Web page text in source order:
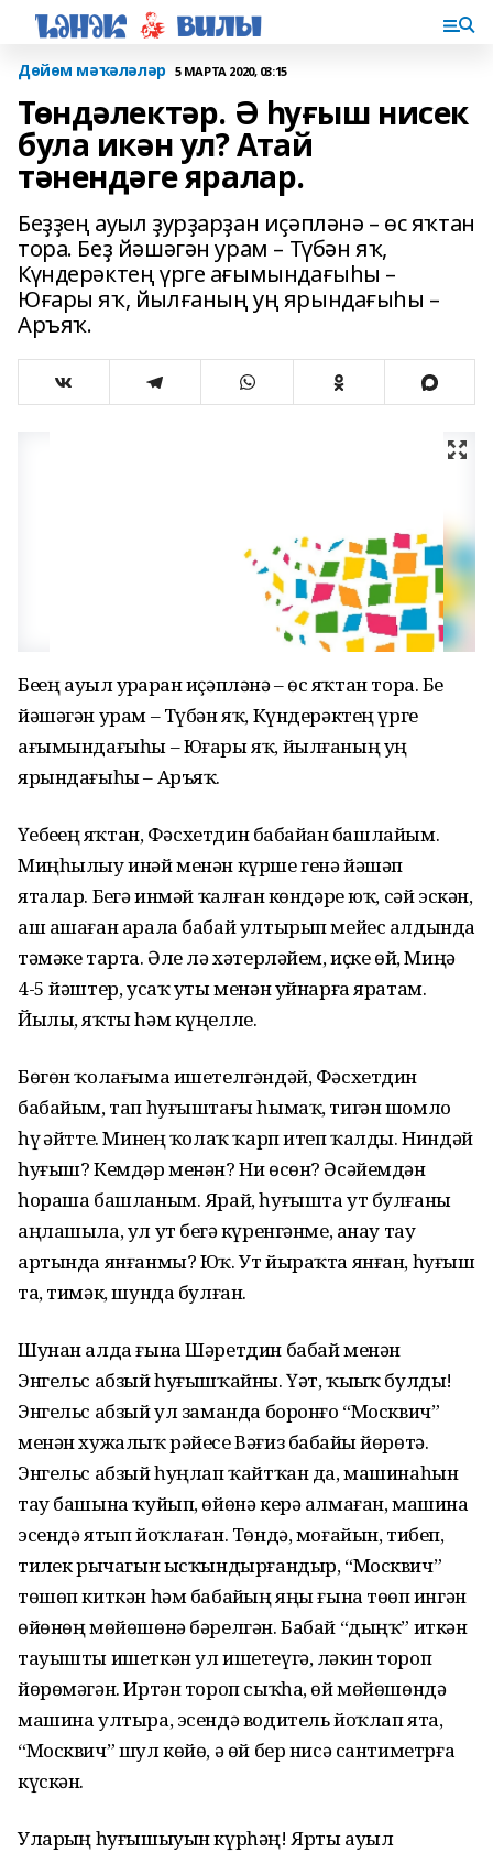
Дөйөм мәҡәләләр 5 МАРТА 2020, 03:15
Төндәлектәр. Ә һуғыш нисек
була икән ул? Атай
тәнендәге яралар.
Беҙҙең ауыл ҙурҙарҙан иҫәпләнә – өс яҡтан
тора. Беҙ йәшәгән урам – Түбән яҡ,
Күндерәктең үрге ағымындағыһы –
Юғары яҡ, йылғаның уң ярындағыһы –
Аръяҡ.
Беҙҙең ауыл ҙурҙарҙан иҫәпләнә – өс яҡтан тора. Беҙ
йәшәгән урам – Түбән яҡ, Күндерәктең үрге
ағымындағыһы – Юғары яҡ, йылғаның уң
ярындағыһы – Аръяҡ.
Үҙебеҙҙең яҡтан, Фәсхетдин бабайҙан башлайым.
Миңһылыу инәй менән күрше генә йәшәп
яталар. Беҙгә инмәй ҡалған көндәре юҡ, сәй эскән,
аш ашаған арала бабай ултырып мейес алдында
тәмәке тарта. Әле лә хәтерләйем, иҫке өй, Миңә
4-5 йәштер, усаҡ уты менән уйнарға яратам.
Йылы, яҡты һәм күңелле.
Бөгөн ҡолағыма ишетелгәндәй, Фәсхетдин
бабайым, тап һуғыштағы һымаҡ, тигән шомло
һүҙ әйтте. Минең ҡолаҡ ҡарп итеп ҡалды. Ниндәй
һуғыш? Кемдәр менән? Ни өсөн? Әсәйемдән
һораша башланым. Ярай, һуғышта ут булғаны
аңлашыла, ул ут беҙгә күренгәнме, анау тау
артында янғанмы? Юҡ. Ут йыраҡта янған, һуғыш
та, тимәк, шунда булған.
Шунан алда ғына Шәретдин бабай менән
Энгельс абзый һуғышҡайны. Үәт, ҡыҙыҡ булды!
Энгельс абзый ул заманда боронғо “Москвич”
менән хужалыҡ рәйесе Вәғиз бабайҙы йөрөтә.
Энгельс абзый һуңлап ҡайтҡан да, машинаһын
тау башына ҡуйып, өйөнә керә алмаған, машина
эсендә ятып йоҡлаған. Төндә, моғайын, тибеп,
тиҙлек рычагын ысҡындырғандыр, “Москвич”
төшөп киткән һәм бабайҙың яңы ғына төҙөп ингән
өйөнөң мөйөшөнә бәрелгән. Бабай “дыңҡ” иткән
тауышты ишеткән ул ишетеүгә, ләкин тороп
йөрөмәгән. Иртән тороп сыҡһа, өй мөйөшөндә
машина ултыра, эсендә водитель йоҡлап ята,
“Москвич” шул көйө, ә өй бер нисә сантиметрға
күскән.
Уларҙың һуғышыуын күрһәң! Ярты ауыл